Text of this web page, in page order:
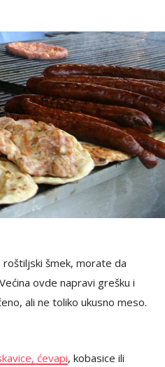
šmek, morate da
ovde napravi grešku i
ali ne toliko ukusno meso.
ćevapi, kobasice ili